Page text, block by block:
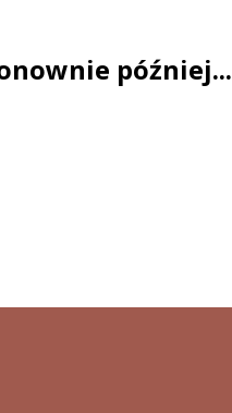
później...